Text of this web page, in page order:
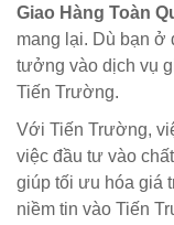
Giao Hàng Toàn
mang lại. Dù bạn ở
tưởng vào dịch vụ
Tiến Trường.
Với Tiến Trường,
việc đầu tư vào
giúp tối ưu hóa giá
niềm tin vào Tiến